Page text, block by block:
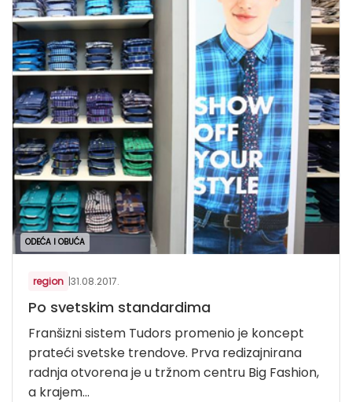
ODEĆA I OBUĆA
region |31.08.2017.
Po svetskim standardima
Franšizni sistem Tudors promenio je koncept
prateći svetske trendove. Prva redizajnirana
radnja otvorena je u tržnom centru Big Fashion,
a krajem...